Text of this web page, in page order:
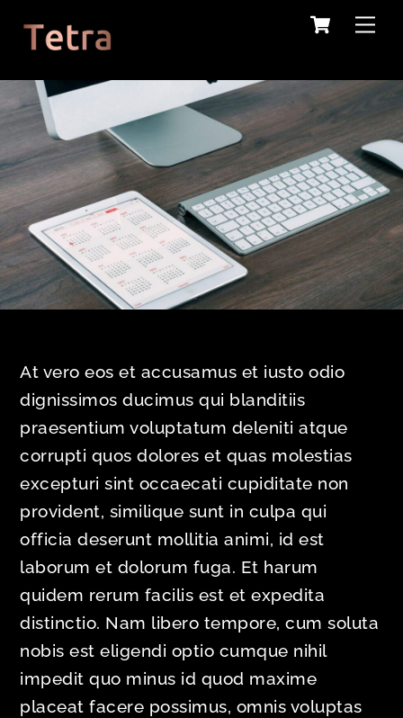
Cart
At vero eos et accusamus et iusto odio
dignissimos ducimus qui blanditiis
praesentium voluptatum deleniti atque
corrupti quos dolores et quas molestias
excepturi sint occaecati cupiditate non
provident, similique sunt in culpa qui
officia deserunt mollitia animi, id est
laborum et dolorum fuga. Et harum
quidem rerum facilis est et expedita
distinctio. Nam libero tempore, cum soluta
nobis est eligendi optio cumque nihil
impedit quo minus id quod maxime
placeat facere possimus, omnis voluptas